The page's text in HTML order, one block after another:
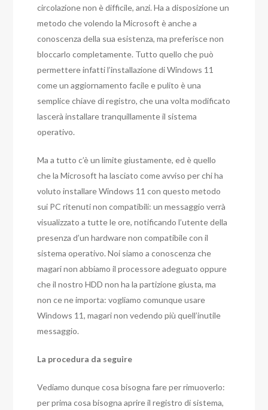
circolazione non è difficile, anzi. Ha a disposizione un
metodo che volendo la Microsoft è anche a
conoscenza della sua esistenza, ma preferisce non
bloccarlo completamente. Tutto quello che può
permettere infatti l’installazione di Windows 11
come un aggiornamento facile e pulito è una
semplice chiave di registro, che una volta modificato
lascerà installare tranquillamente il sistema
operativo.
Ma a tutto c’è un limite giustamente, ed è quello
che la Microsoft ha lasciato come avviso per chi ha
voluto installare Windows 11 con questo metodo
sui PC ritenuti non compatibili: un messaggio verrà
visualizzato a tutte le ore, notificando l’utente della
presenza d’un hardware non compatibile con il
sistema operativo. Noi siamo a conoscenza che
magari non abbiamo il processore adeguato oppure
che il nostro HDD non ha la partizione giusta, ma
non ce ne importa: vogliamo comunque usare
Windows 11, magari non vedendo più quell’inutile
messaggio.
La procedura da seguire
Vediamo dunque cosa bisogna fare per rimuoverlo:
per prima cosa bisogna aprire il registro di sistema,